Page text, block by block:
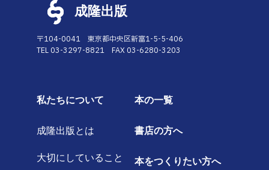
成隆出版
〒104-0041 東京都中央区新富1-5-5-406
TEL 03-3297-8821 FAX 03-6280-3203
私たちについて
成隆出版とは
大切にしていること
本の一覧
書店の方へ
本をつくりたい方へ